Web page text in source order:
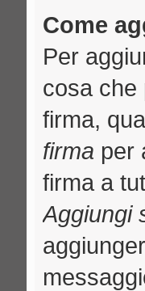
Come
Per
cosa che
firma,
firma per
firma a
Aggiungi